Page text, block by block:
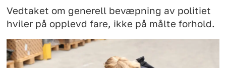
Vedtaket om generell bevæpning av politiet
hviler på opplevd fare, ikke på målte forhold.